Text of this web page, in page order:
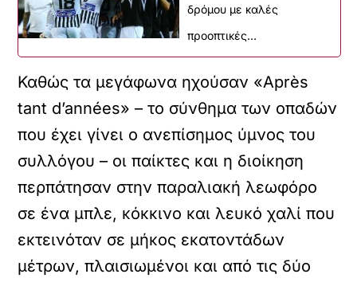
δρόμου με καλές
προοπτικές…
Καθώς τα μεγάφωνα ηχούσαν «Après
tant d’années» – το σύνθημα των οπαδών
που έχει γίνει ο ανεπίσημος ύμνος του
συλλόγου – οι παίκτες και η διοίκηση
περπάτησαν στην παραλιακή λεωφόρο
σε ένα μπλε, κόκκινο και λευκό χαλί που
εκτεινόταν σε μήκος εκατοντάδων
μέτρων, πλαισιωμένοι και από τις δύο